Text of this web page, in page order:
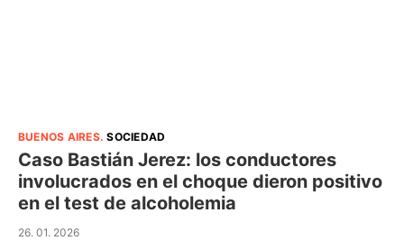
BUENOS AIRES.SOCIEDAD
Caso Bastián Jerez: los conductores
involucrados en el choque dieron positivo
en el test de alcoholemia
26. 01. 2026